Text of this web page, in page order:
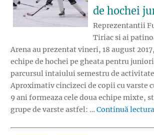
de hochei
Reprezentantii
Tiriac si ai
Arena au prezentat vineri, 18 august
echipe de hochei pe gheata pentru
parcursul intaiului semestru de
Aproximativ cincizeci de copii cu varste
9 ani formeaza cele doua echipe mixte,
grupe de varste astfel: … Continuă lectura